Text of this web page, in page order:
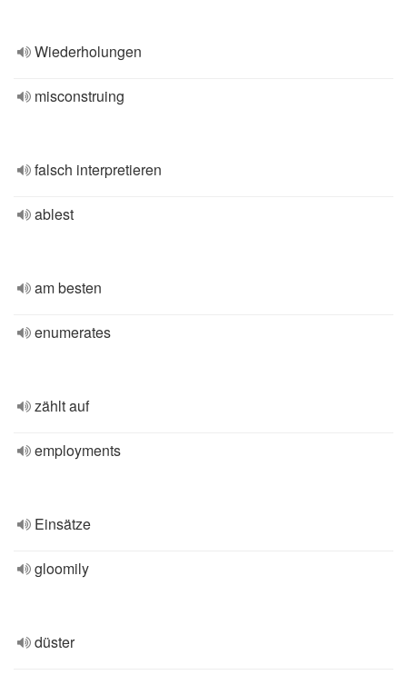
Wiederholungen
misconstruing
falsch interpretieren
ablest
am besten
enumerates
zählt auf
employments
Einsätze
gloomily
düster